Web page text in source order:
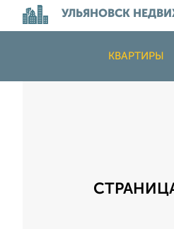
УЛЬЯНОВСК
КВАРТИРЫ